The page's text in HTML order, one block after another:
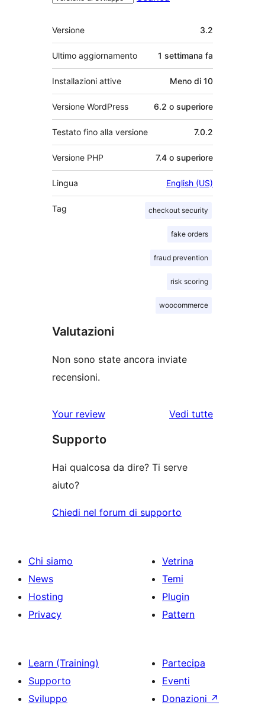
Meta
Versione 3.2
Ultimo aggiornamento 1 settimana fa
Installazioni attive Meno di 10
Versione WordPress 6.2 o superiore
Testato fino alla versione 7.0.2
Versione PHP 7.4 o superiore
Lingua English (US)
Tag checkout security
fake orders
fraud prevention
risk scoring
woocommerce
Valutazioni
Non sono state ancora inviate
recensioni.
Your review Vedi tuttele
Supporto
Hai qualcosa da dire? Ti serve
aiuto?
Chiedi nel forum di supporto
Chi siamo
News
Hosting
Privacy
Vetrina
Temi
Plugin
Pattern
Learn (Training)
Supporto
Sviluppo
Partecipa
Eventi
Donazioni ↗